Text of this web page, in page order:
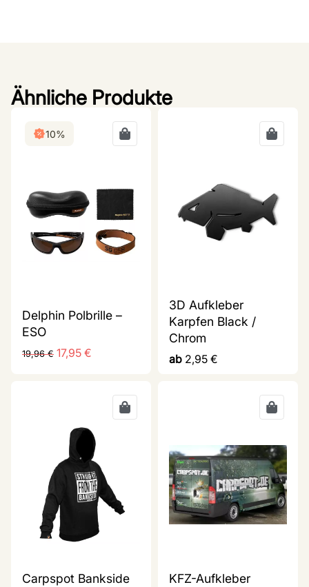
Ähnliche Produkte
10%
Delphin Polbrille –
ESO
19,96€ 17,95 €
3D Aufkleber
Karpfen Black /
Chrom
ab 2,95 €
Carpspot Bankside
KFZ-Aufkleber